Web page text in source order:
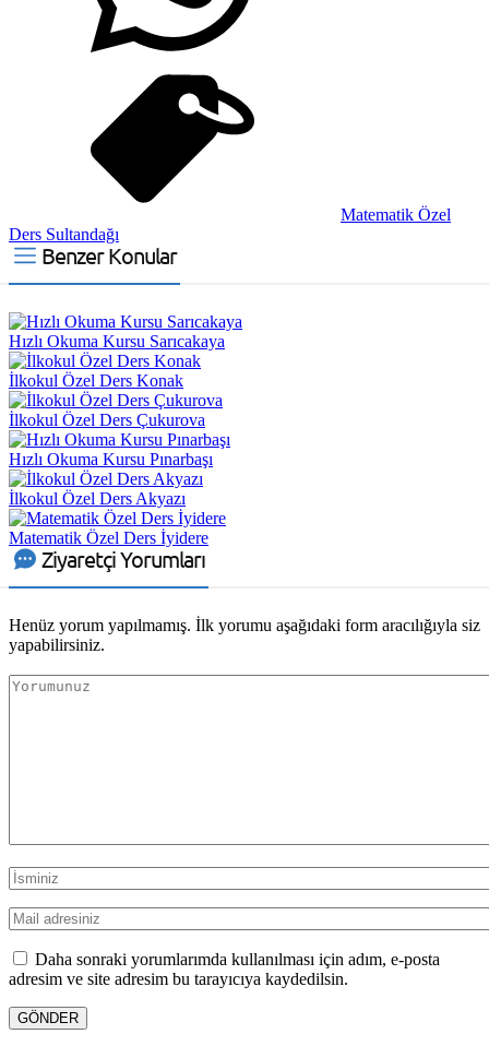
Matematik Özel
Ders Sultandağı
Benzer Konular
Hızlı Okuma Kursu Sarıcakaya
İlkokul Özel Ders Konak
İlkokul Özel Ders Çukurova
Hızlı Okuma Kursu Pınarbaşı
İlkokul Özel Ders Akyazı
Matematik Özel Ders İyidere
Ziyaretçi Yorumları
Henüz yorum yapılmamış. İlk yorumu aşağıdaki form aracılığıyla siz
yapabilirsiniz.
Daha sonraki yorumlarımda kullanılması için adım, e-posta
adresim ve site adresim bu tarayıcıya kaydedilsin.